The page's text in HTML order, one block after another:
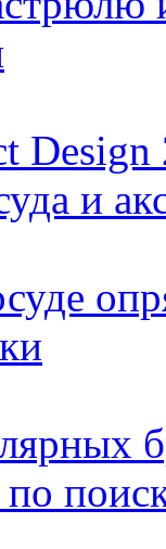
Design
и
по